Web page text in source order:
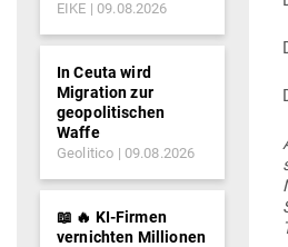
EIKE 09.08.2026
In Ceuta wird
Migration zur
geopolitischen
Waffe
Geolitico 09.08.2026
📖 🔥 KI-Firmen
vernichten Millionen